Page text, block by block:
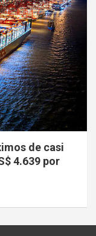
de casi
4.639 por